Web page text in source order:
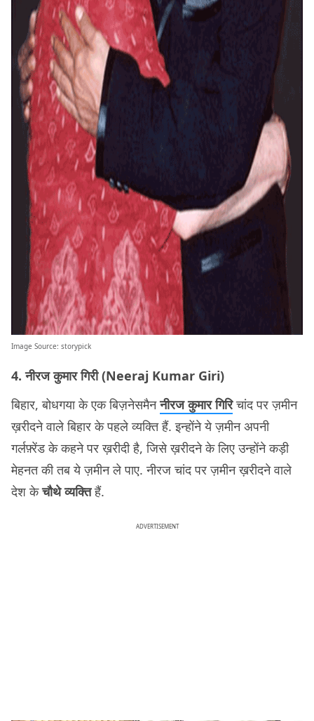
Image Source: storypick
4. नीरज कुमार गिरी (Neeraj Kumar Giri)
बिहार, बोधगया के एक बिज़नेसमैननीरज कुमार गिरिचांद पर ज़मीन
ख़रीदने वाले बिहार के पहले व्यक्ति हैं. इन्होंने ये ज़मीन अपनी
गर्लफ़्रेंड के कहने पर ख़रीदी है, जिसे ख़रीदने के लिए उन्होंने कड़ी
मेहनत की तब ये ज़मीन ले पाए. नीरज चांद पर ज़मीन ख़रीदने वाले
देश केचौथे व्यक्तिहैं.
ADVERTISEMENT